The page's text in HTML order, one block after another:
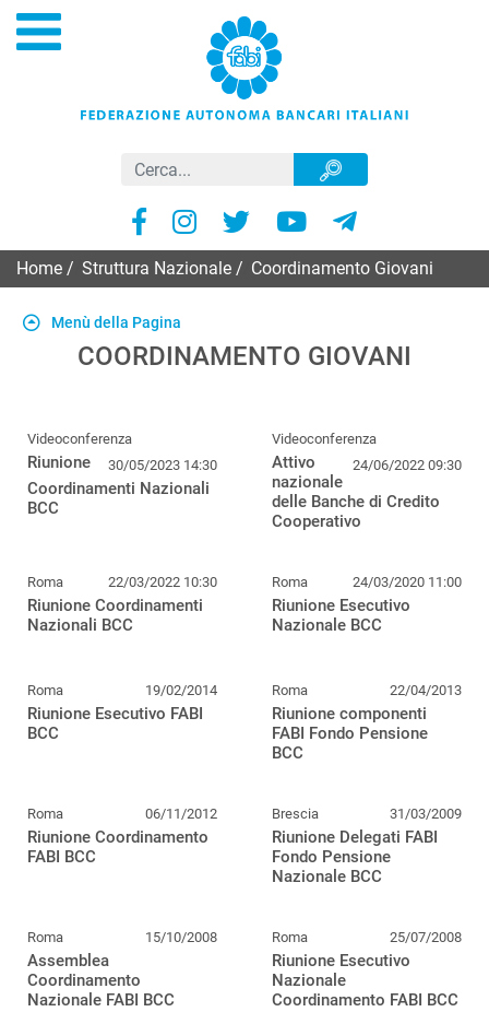
Home Struttura Nazionale Coordinamento Giovani
Menù della Pagina
COORDINAMENTO GIOVANI
Videoconferenza
30/05/2023 14:30
Riunione
Coordinamenti Nazionali
BCC
Videoconferenza
24/06/2022 09:30
Attivo
nazionale
delle Banche di Credito
Cooperativo
Roma 22/03/2022 10:30
Riunione Coordinamenti
Nazionali BCC
Roma 24/03/2020 11:00
Riunione Esecutivo
Nazionale BCC
Roma 19/02/2014
Riunione Esecutivo FABI
BCC
Roma 22/04/2013
Riunione componenti
FABI Fondo Pensione
BCC
Roma 06/11/2012
Riunione Coordinamento
FABI BCC
Brescia 31/03/2009
Riunione Delegati FABI
Fondo Pensione
Nazionale BCC
Roma 15/10/2008
Assemblea
Coordinamento
Nazionale FABI BCC
Roma 25/07/2008
Riunione Esecutivo
Nazionale
Coordinamento FABI BCC